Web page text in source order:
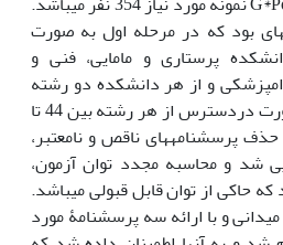
بود که در مرحله اول به صورت
پرستاری و مامایی، فنی و
و از هر دانشکده دو رشته
انتخاب گردید سپس به صورت دردسترس از هر رشته بین 44 تا
حذف پرسشنامه­های ناقص و نامعتبر،
شد و محاسبه مجدد توان آزمون،
می­دهد که حاکی از توان قابل قبولی می­باشد.
و با ارائه­ سه پرسشنامۀ مورد